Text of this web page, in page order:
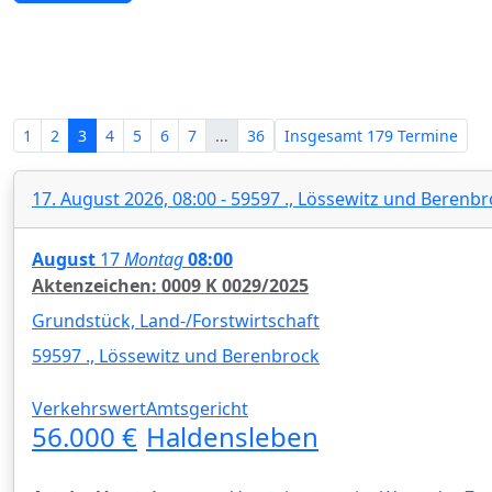
1 2 3 4 5 6 7 ... 36 Insgesamt 179 Termine
17. August 2026, 08:00 - 59597 ., Lössewitz und
August 17Montag08:00
Aktenzeichen: 0009 K 0029/2025
Grundstück, Land-/Forstwirtschaft
59597 ., Lössewitz und Berenbrock
Verkehrswert
56.000 €
Amtsgericht
Haldensleben